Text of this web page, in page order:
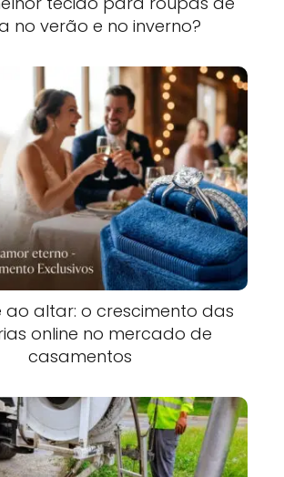
no verão e no inverno?
ao altar: o crescimento das
online no mercado de
casamentos